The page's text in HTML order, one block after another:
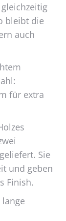
bleibt die
auch
für extra
Sie
und geben
Finish.